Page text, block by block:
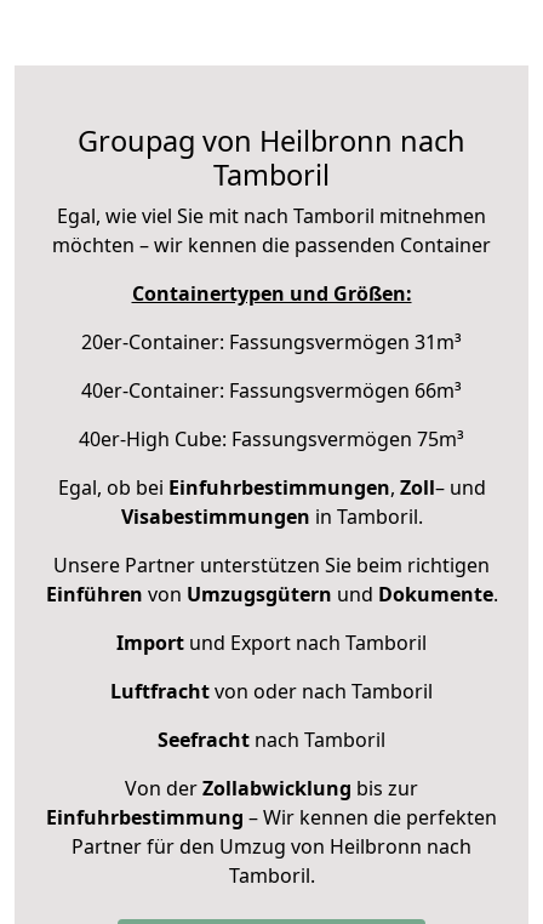
Groupag von Heilbronn nach
Tamboril
Egal, wie viel Sie mit nach Tamboril mitnehmen
möchten – wir kennen die passenden Container
Containertypen und Größen:
20er-Container: Fassungsvermögen 31m³
40er-Container: Fassungsvermögen 66m³
40er-High Cube: Fassungsvermögen 75m³
Egal, ob bei Einfuhrbestimmungen, Zoll– und
Visabestimmungen in Tamboril.
Unsere Partner unterstützen Sie beim richtigen
Einführen von Umzugsgütern und Dokumente.
Import und Export nach Tamboril
Luftfrachtvon oder nach Tamboril
Seefracht nach Tamboril
Von derZollabwicklung bis zur
Einfuhrbestimmung – Wir kennen die perfekten
Partner für den Umzug von Heilbronn nach
Tamboril.